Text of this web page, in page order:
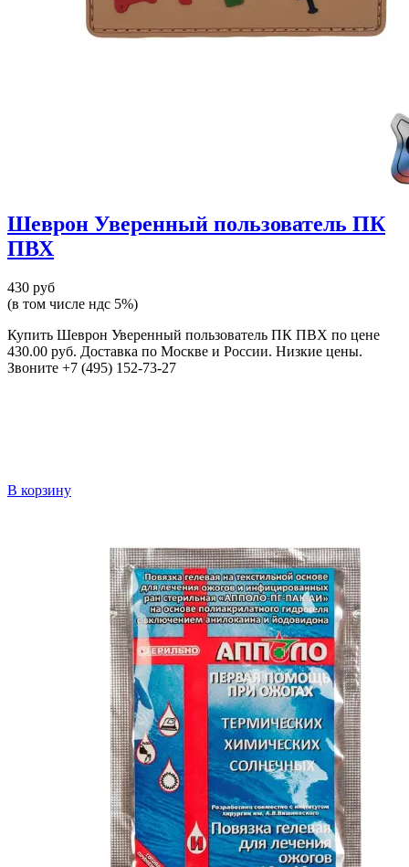
Шеврон Уверенный пользователь ПК
ПВХ
430 руб
(в том числе ндс 5%)
Купить Шеврон Уверенный пользователь ПК ПВХ по цене
430.00 руб. Доставка по Москве и России. Низкие цены.
Звоните +7 (495) 152-73-27
В корзину